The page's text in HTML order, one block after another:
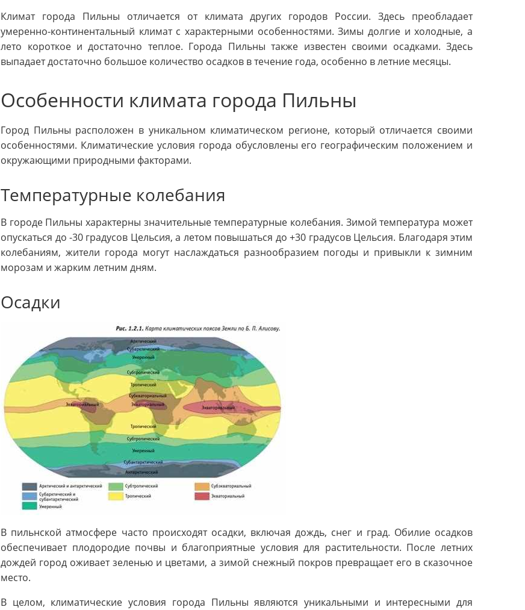
Климат города Пильны отличается от климата других городов России. Здесь преобладает
умеренно-континентальный климат с характерными особенностями. Зимы долгие и холодные, а
лето короткое и достаточно теплое. Города Пильны также известен своими осадками. Здесь
выпадает достаточно большое количество осадков в течение года, особенно в летние месяцы.
Особенности климата города Пильны
Город Пильны расположен в уникальном климатическом регионе, который отличается своими
особенностями. Климатические условия города обусловлены его географическим положением и
окружающими природными факторами.
Температурные колебания
В городе Пильны характерны значительные температурные колебания. Зимой температура может
опускаться до -30 градусов Цельсия, а летом повышаться до +30 градусов Цельсия. Благодаря этим
колебаниям, жители города могут наслаждаться разнообразием погоды и привыкли к зимним
морозам и жарким летним дням.
Осадки
В пильнской атмосфере часто происходят осадки, включая дождь, снег и град. Обилие осадков
обеспечивает плодородие почвы и благоприятные условия для растительности. После летних
дождей город оживает зеленью и цветами, а зимой снежный покров превращает его в сказочное
место.
В целом, климатические условия города Пильны являются уникальными и интересными для